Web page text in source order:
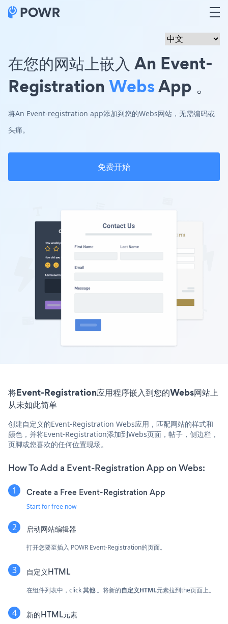
在您的网站上嵌入 An Event-
RegistrationWebsApp 。
将An Event-registration app添加到您的Webs网站，无需编码或
头痛。
免费开始
将Event-Registration应用程序嵌入到您的Webs网站上
从未如此简单
创建自定义的Event-Registration Webs应用，匹配网站的样式和
颜色，并将Event-Registration添加到Webs页面，帖子，侧边栏，
页脚或您喜欢的任何位置现场。
How To Add a Event-Registration App on Webs:
Create a Free Event-Registration App
Start for free now
启动网站编辑器
打开您要至插入 POWR Event-Registration的页面。
自定义HTML
在组件列表中，click其他。将新的自定义HTML元素拉到the页面上。
新的HTML元素